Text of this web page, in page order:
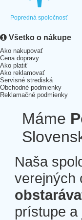
Popredná spoločnosť
Všetko o nákupe
Ako nakupovať
Cena dopravy
Ako platiť
Ako reklamovať
Servisné strediská
Obchodné podmienky
Reklamačné podmienky
Máme
Naša
verejných
prístupe